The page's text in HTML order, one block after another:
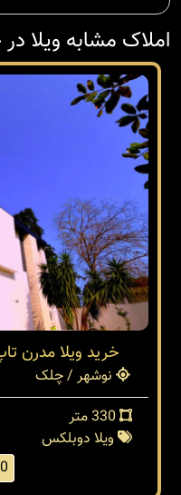
املاک مشابه ویلا
خرید ویلا مدرن
نوشهر / چلک
ویلا دوبلکس
40